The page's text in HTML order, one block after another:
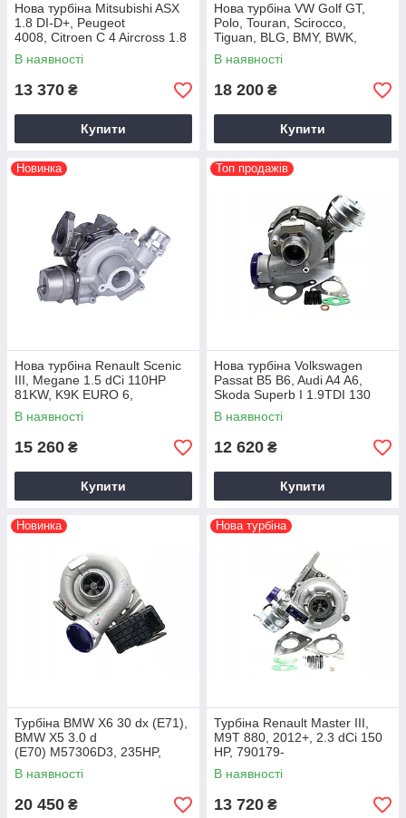
Нова турбіна Mitsubishi ASX
1.8 DI-D+, Peugeot
4008, Citroen C 4 Aircross 1.8
HDI 150, 49335-01103, 2012+
В наявності
13 370 ₴
Купити
Нова турбіна VW Golf GT,
Polo, Touran, Scirocco,
Tiguan, BLG, BMY, BWK,
CAVE, CAVB, CAVC 1.4TSI,
2002-2007
В наявності
18 200 ₴
Купити
Новинка
Нова турбіна Renault Scenic
III, Megane 1.5 dCi 110HP
81KW, K9K EURO 6,
54389700002, 2013+
В наявності
15 260 ₴
Купити
Топ продажів
Нова турбіна Volkswagen
Passat B5 B6, Audi A4 A6,
Skoda Superb I 1.9TDI 130
HP, AVF, AWX, 2000+ 717858-
0009
В наявності
12 620 ₴
Купити
Новинка
Турбіна BMW X6 30 dx (E71),
BMW X5 3.0 d
(E70) M57306D3, 235HP,
2007+ 11657796313
В наявності
20 450 ₴
Нова турбіна
Турбіна Renault Master III,
M9T 880, 2012+, 2.3 dCi 150
HP, 790179-
0002, 144110920R
В наявності
13 720 ₴